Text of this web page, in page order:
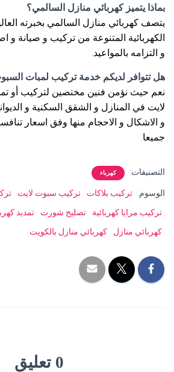
بماذا يتميز كهربائي منازل السالمي؟
يتصف كهربائي منازل السالمي بخبرته
الكهربائية المتنوعة من تركيب و صيانة و
و التزامه بالمواعيد.
هل تتوافر لديكم خدمة تركيب لمبات
نعم حيث نؤمن فنين مختصين لتركيب أو
لايت في المنازل و الشقق السكنية و
و الاشكال و الاحجام منها وفق اسعار
جميعا.
التصنيفات: كهرباء
الوسوم: تركيب بلاكات تركيب سبوت لايت
تركيب مرايا كهربائية
تصليح شورت تمديد
كهربائي منازل
كهربائي منازل بالكويت
0 تعليق